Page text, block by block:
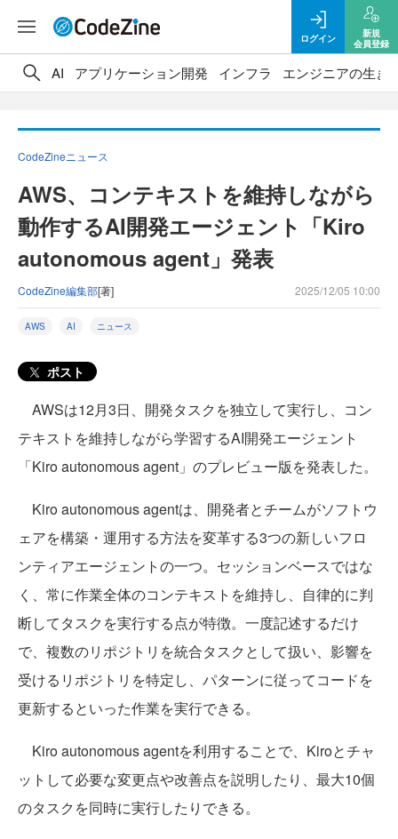
ログイン
新規
会員登録
AI アプリケーション開発 インフラ エンジニアの生き
CodeZineニュース
AWS、コンテキストを維持しながら
動作するAI開発エージェント「Kiro
autonomous agent」発表
CodeZine編集部[著] 2025/12/05 10:00
AWS AI ニュース
ポスト
AWSは12月3日、開発タスクを独立して実行し、コン
テキストを維持しながら学習するAI開発エージェント
「Kiro autonomous agent」のプレビュー版を発表した。
Kiro autonomous agentは、開発者とチームがソフトウ
ェアを構築・運用する方法を変革する3つの新しいフロ
ンティアエージェントの一つ。セッションベースではな
く、常に作業全体のコンテキストを維持し、自律的に判
断してタスクを実行する点が特徴。一度記述するだけ
で、複数のリポジトリを統合タスクとして扱い、影響を
受けるリポジトリを特定し、パターンに従ってコードを
更新するといった作業を実行できる。
Kiro autonomous agentを利用することで、Kiroとチャ
ットして必要な変更点や改善点を説明したり、最大10個
のタスクを同時に実行したりできる。